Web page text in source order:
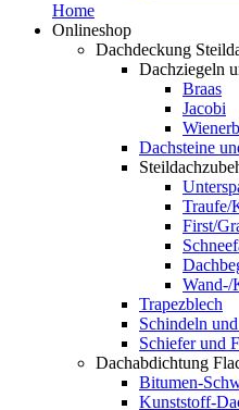
Home
Onlineshop
Dachdeckung
Dachziegeln
Braas
Jacobi
Dachsteine
Traufe/
First/
Wand-/
Trapezblech
Schindeln
Schiefer und
Dachabdichtung
Bitumen-
Kunststoff-